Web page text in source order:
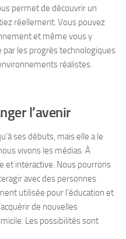
permet de découvrir un
réellement. Vous pouvez
et même vous y
par les progrès technologiques
réalistes.
l’avenir
ses débuts, mais elle a le
vivons les médias. À
et interactive. Nous pourrons
avec des personnes
utilisée pour l’éducation et
de nouvelles
Les possibilités sont